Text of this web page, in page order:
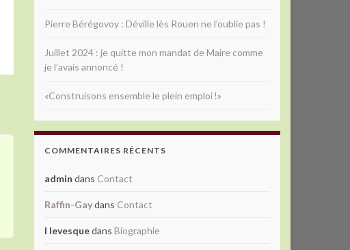
Pierre Bérégovoy : Déville lès Rouen ne l’oublie pas !
Juillet 2024 : je quitte mon mandat de Maire comme
je l’avais annoncé !
«Construisons ensemble le plein emploi !»
COMMENTAIRES RÉCENTS
admin dans Contact
Raffin-Gaydans Contact
l levesquedans Biographie